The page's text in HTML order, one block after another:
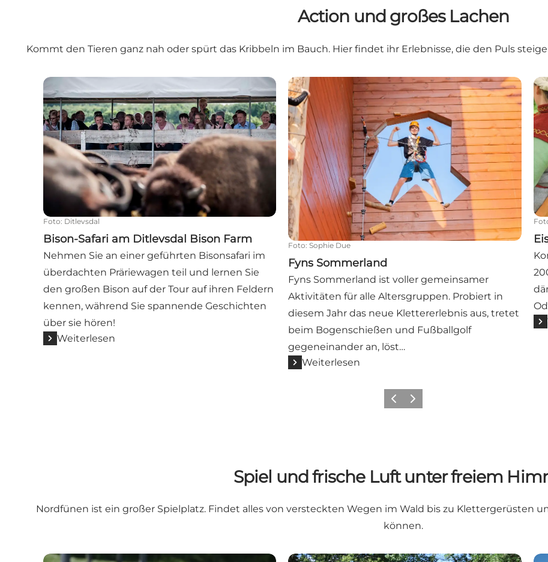
Action und großes Lachen
Kommt den Tieren ganz nah oder spürt das Kribbeln im Bauch. Hier findet ihr Erlebnisse, die den Puls
Bison-Safari am Ditlevsdal Bison Farm
Foto: Ditlevsdal
Bison-Safari am Ditlevsdal Bison Farm
Nehmen Sie an einer geführten Bisonsafari im
überdachten Präriewagen teil und lernen Sie
den großen Bison auf der Tour auf ihren Feldern
kennen, während Sie spannende Geschichten
über sie hören!
Weiterlesen
Fyns Sommerland
Foto: Sophie Due
Fyns Sommerland
Fyns Sommerland ist voller gemeinsamer
Aktivitäten für alle Altersgruppen. Probiert in
diesem Jahr das neue Klettererlebnis aus, tretet
beim Bogenschießen und Fußballgolf
gegeneinander an, löst…
Weiterlesen
Vorherige Folie
Nächste Folie
Spiel und frische Luft unter freiem
Nordfünen ist ein großer Spielplatz. Findet alles von versteckten Wegen im Wald bis zu Klettergerüsten
können.